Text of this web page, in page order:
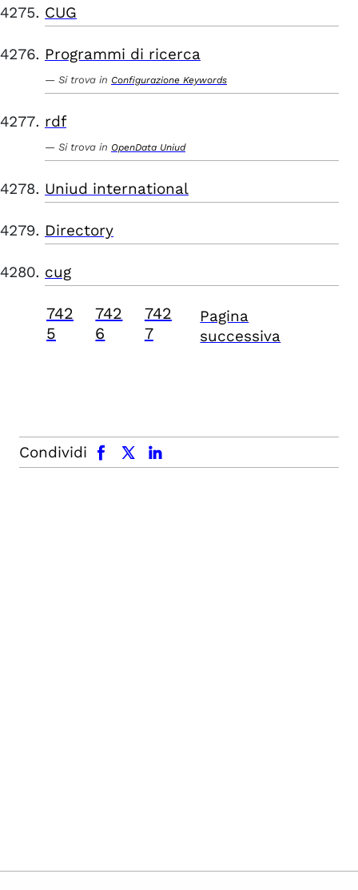
CUG
Programmi di ricerca
Si trova in Configurazione Keywords
rdf
Si trova in OpenData Uniud
Uniud international
Directory
cug
742
5
742
6
742
7
Pagina
successiva
Condividi
facebook x.com linkedin